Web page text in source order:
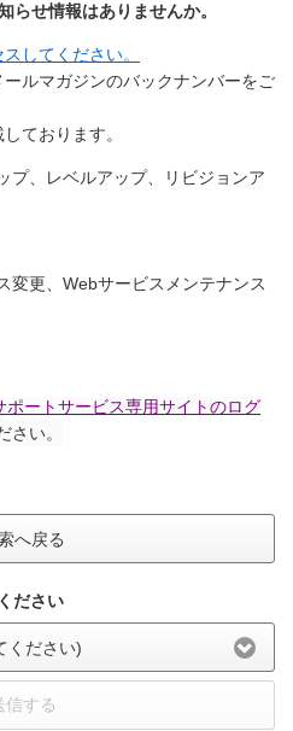
らせ情報はありませんか。
してください。
ルマガジンのバックナンバーをご
ております。
プ、レベルアップ、リビジョンア
変更、Webサービスメンテナンス
ポートサービス専用サイトのログ
さい。
へ戻る
ださい
ください)
信する